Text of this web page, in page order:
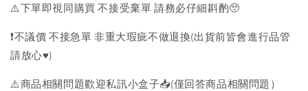
⚠️下單即視同購買 不接受棄單 請務必仔細斟酌🥺
❗️不議價 不接急單 非重大瑕疵不做退換(出貨前皆會進行品管
請放心♥️)
⚠️商品相關問題歡迎私訊小盒子📥(僅回答商品相關問題）